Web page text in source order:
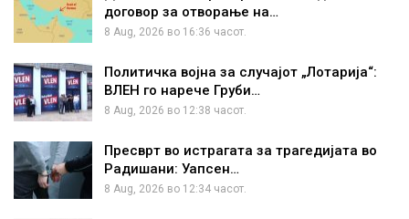
договор за отворање на…
8 Aug, 2026 во 16:36 часот.
Политичка војна за случајот „Лотарија“:
ВЛЕН го нарече Груби…
8 Aug, 2026 во 12:38 часот.
Пресврт во истрагата за трагедијата во
Радишани: Уапсен…
8 Aug, 2026 во 12:34 часот.